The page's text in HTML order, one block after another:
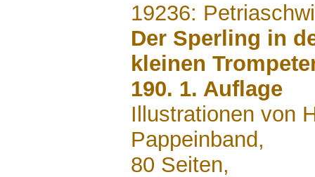
19236:
Der Sperling in
kleinen
190. 1. Auflage
Illustrationen von
Pappeinband,
80 Seiten,